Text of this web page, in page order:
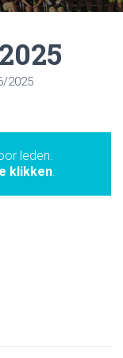
2025
leden.
klikken.